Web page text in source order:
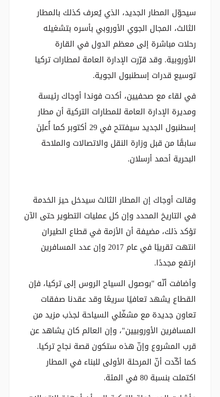
سيحوّل المطار الجديد، الذي يُعرف كذلك بالمطار
الثالث، المجال الجوي الأوروبي بأسره بتشغيله
رحلات مباشرة إلى معظم الدول في القارة
الأوروبية. وقد قرّرت الإدارة العامة لمطارات تركيا
توسيع قدرات إسطنبول الجوية.
في لقاء مع صحفيين، أكدت فوندا أوجاك رئيسة
ومديرة الإدارة العامة للمطارات التركية أن مطار
إسطنبول الجديد سيفتتح في 29 أكتوبر كما أُعلِنَ
سابقًا من قبل وزارة النقل والاتصالات والملاحة
البحرية أحمد أرسلان.
وقالت أوجاك إن المطار الثالث سيدخل حيز الخدمة
في التاريخ المحدد وإن كل عمليات التطوير حتى الآن
تؤكد ذلك، مضيفة أن الأزمة في قطاع الطيران
انتهت تقريبًا في عام 2017 وإن عدد المسافرين
ارتفع مجددًا.
وأضافت أنّه "بوصول السياح الروس إلى تركيا، فإن
القطاع يشهد تعافيًا سريعًا وقد عقدنا صفقات
تعاون جديدة مع مشغّلي السياحة لجذب مزيد من
المسافرين الأوروبيين"، وإن العالم كان يشاهد عن
قرب المشروع وإنّ هذه ستكون قصة نجاح تركيا.
كما أكّدت أنّ المرحلة الأولى للبناء في المطار
اكتملت بنسبة 80 في المئة.